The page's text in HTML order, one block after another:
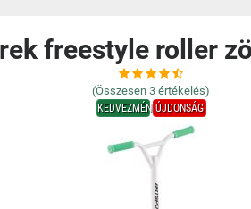
freestyle roller
(Összesen 3 értékelés)
KEDVEZMÉNYÚJDONSÁG